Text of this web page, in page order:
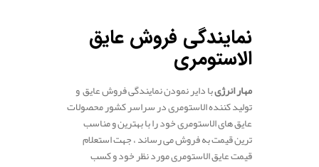
نمایندگی فروش عایق
الاستومری
مهار انرژیبا دایر نمودن نمایندگی فروش عایق و
تولید کننده الاستومری در سراسر کشور محصولات
عایق های الاستومری خود را با بهترین و مناسب
ترین قیمت به فروش می رساند ، جهت استعلام
قیمت عایق الاستومری مورد نظر خود و کسب